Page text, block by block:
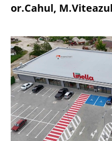
or.Cahul, M.Viteazul